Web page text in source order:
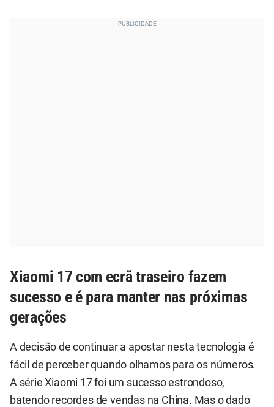
Xiaomi 17 com ecrã traseiro fazem
sucesso e é para manter nas próximas
gerações
A decisão de continuar a apostar nesta tecnologia é
fácil de perceber quando olhamos para os números.
A série Xiaomi 17 foi um sucesso estrondoso,
batendo recordes de vendas na China. Mas o dado